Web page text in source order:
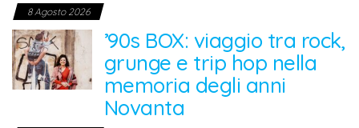
8 Agosto 2026
’90s BOX: viaggio tra rock,
grunge e trip hop nella
memoria degli anni
Novanta